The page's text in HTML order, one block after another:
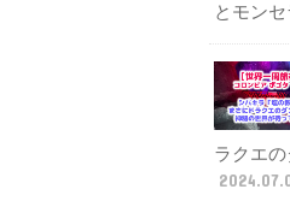
とモン
ラクエ